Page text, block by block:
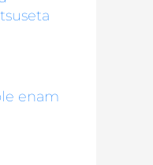
enam